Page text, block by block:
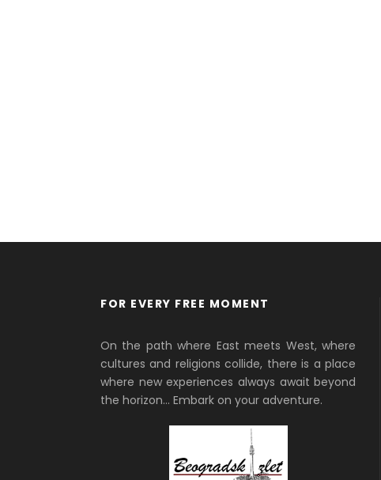
FOR EVERY FREE MOMENT
On the path where East meets West, where
cultures and religions collide, there is a place
where new experiences always await beyond
the horizon… Embark on your adventure.